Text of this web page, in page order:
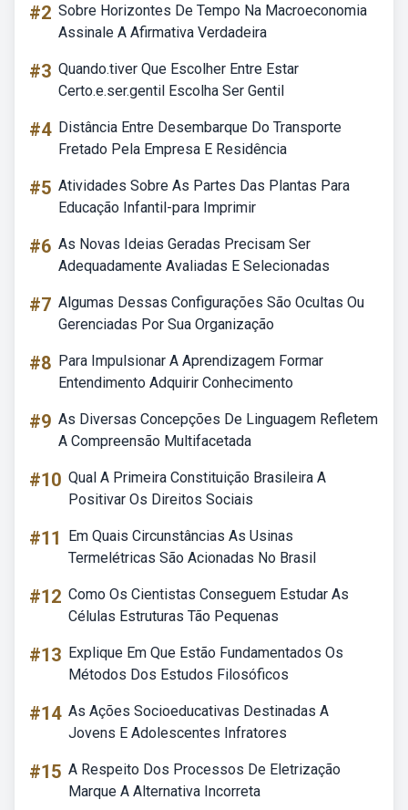
#2 Sobre Horizontes De Tempo Na Macroeconomia
Assinale A Afirmativa Verdadeira
#3 Quando.tiver Que Escolher Entre Estar
Certo.e.ser.gentil Escolha Ser Gentil
#4 Distância Entre Desembarque Do Transporte
Fretado Pela Empresa E Residência
#5 Atividades Sobre As Partes Das Plantas Para
Educação Infantil-para Imprimir
#6 As Novas Ideias Geradas Precisam Ser
Adequadamente Avaliadas E Selecionadas
#7 Algumas Dessas Configurações São Ocultas Ou
Gerenciadas Por Sua Organização
#8 Para Impulsionar A Aprendizagem Formar
Entendimento Adquirir Conhecimento
#9 As Diversas Concepções De Linguagem Refletem
A Compreensão Multifacetada
#10 Qual A Primeira Constituição Brasileira A
Positivar Os Direitos Sociais
#11
Em Quais Circunstâncias As Usinas
Termelétricas São Acionadas No Brasil
#12 Como Os Cientistas Conseguem Estudar As
Células Estruturas Tão Pequenas
#13 Explique Em Que Estão Fundamentados Os
Métodos Dos Estudos Filosóficos
#14 As Ações Socioeducativas Destinadas A
Jovens E Adolescentes Infratores
#15 A Respeito Dos Processos De Eletrização
Marque A Alternativa Incorreta